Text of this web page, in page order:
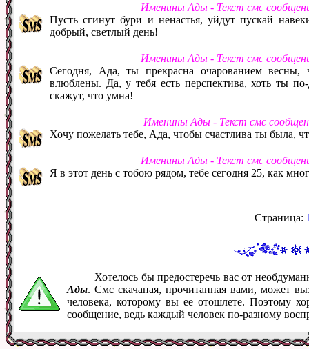
Именины Ады - Текст смс
Пусть сгинут бури и ненастья, уйдут пускай
добрый, светлый день!
Именины Ады - Текст смс
Сегодня, Ада, ты прекрасна очарованием
влюблены. Да, у тебя есть перспектива, хоть ты
скажут, что умна!
Именины Ады - Текст смс
Хочу пожелать тебе, Ада, чтобы счастлива ты была,
Именины Ады - Текст смс
Я в этот день с тобою рядом, тебе сегодня 25, как
Страница:
Хотелось бы предостеречь вас от
Ады. Смс скачаная, прочитанная вами, может
человека, которому вы ее отошлете. Поэтому
сообщение, ведь каждый человек по-разному